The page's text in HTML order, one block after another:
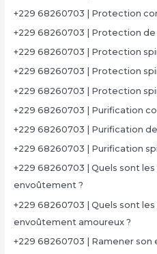
+229 68260703 | Protection
+229 68260703 | Protection
+229 68260703 | Protection
+229 68260703 | Protection
+229 68260703 | Protection
+229 68260703 | Purification
+229 68260703 | Purification de
+229 68260703 | Purification
+229 68260703 | Quels sont
envoûtement ?
+229 68260703 | Quels sont
envoûtement amoureux ?
+229 68260703 | Ramener son